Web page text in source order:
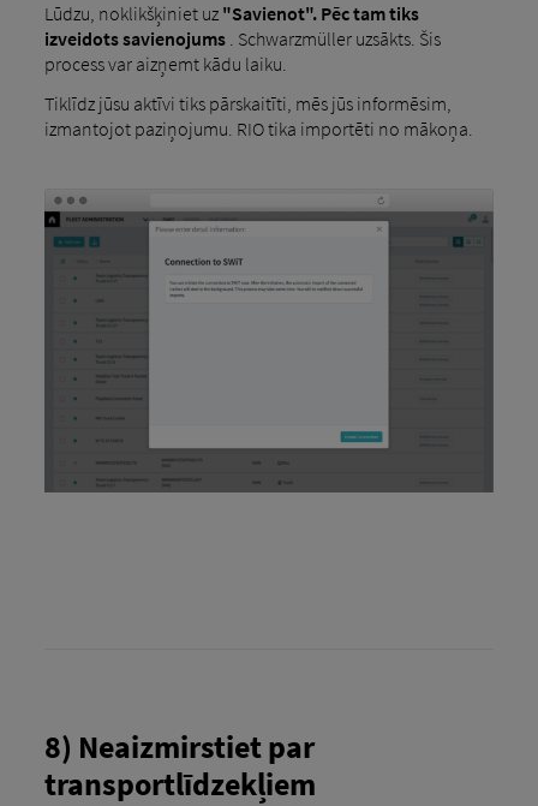
Lūdzu, noklikšķiniet uz "Savienot". Pēc tam tiks
izveidots savienojums. Schwarzmüller uzsākts. Šis
process var aizņemt kādu laiku.
Tiklīdz jūsu aktīvi tiks pārskaitīti, mēs jūs informēsim,
izmantojot paziņojumu. RIO tika importēti no mākoņa.
8) Neaizmirstiet par
transportlīdzekļiem